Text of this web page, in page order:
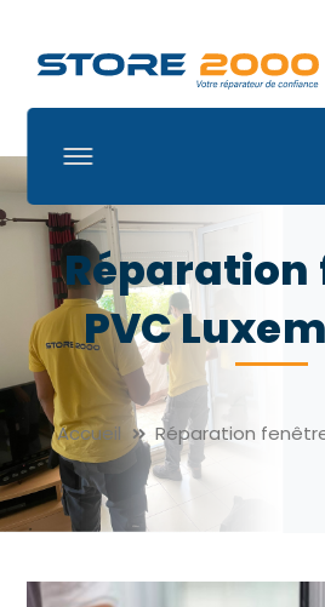
Réparation
PVC
Accueil Réparation